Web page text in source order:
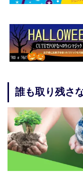
誰も取り残さ